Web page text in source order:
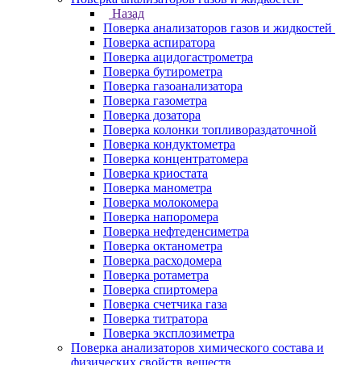
Назад
Поверка анализаторов газов и жидкостей
Поверка аспиратора
Поверка ацидогастрометра
Поверка бутирометра
Поверка газоанализатора
Поверка газометра
Поверка дозатора
Поверка колонки топливораздаточной
Поверка кондуктометра
Поверка концентратомера
Поверка криостата
Поверка манометра
Поверка молокомера
Поверка напоромера
Поверка нефтеденсиметра
Поверка октанометра
Поверка расходомера
Поверка ротаметра
Поверка спиртомера
Поверка счетчика газа
Поверка титратора
Поверка эксплозиметра
Поверка анализаторов химического состава и
физических свойств веществ